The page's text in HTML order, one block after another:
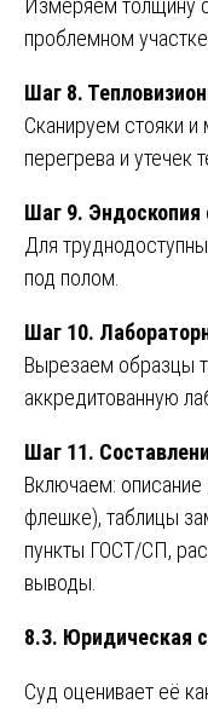
Измеряем толщину
проблемном участке.
Шаг 8.
Сканируем стояки и
перегрева и утечек
Шаг 9.
Для
под полом.
Шаг 10.
Вырезаем образцы
аккредитованную
Шаг 11.
Включаем: описание
флешке), таблицы
пункты ГОСТ/СП,
выводы.
8.3. Юридическая
Суд оценивает её